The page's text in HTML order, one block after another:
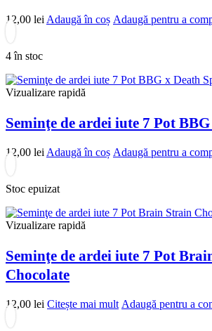
12,00 lei Adaugă în coș Adaugă pentru a
4 în stoc
Vizualizare rapidă
Seminţe de ardei iute 7 Pot
12,00 lei Adaugă în coș Adaugă pentru a
Stoc epuizat
Vizualizare rapidă
Seminţe de ardei iute 7 Pot
Chocolate
12,00 lei Citește mai mult Adaugă pentru a